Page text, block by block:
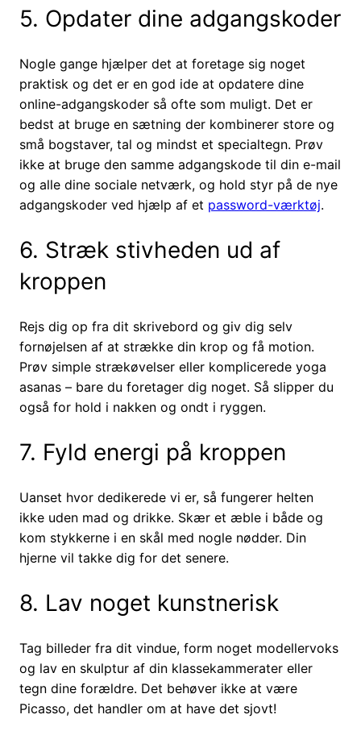
5. Opdater dine adgangskoder
Nogle gange hjælper det at foretage sig noget
praktisk og det er en god ide at opdatere dine
online-adgangskoder så ofte som muligt. Det er
bedst at bruge en sætning der kombinerer store og
små bogstaver, tal og mindst et specialtegn. Prøv
ikke at bruge den samme adgangskode til din e-mail
og alle dine sociale netværk, og hold styr på de nye
adgangskoder ved hjælp af et password-værktøj.
6. Stræk stivheden ud af
kroppen
Rejs dig op fra dit skrivebord og giv dig selv
fornøjelsen af at strække din krop og få motion.
Prøv simple strækøvelser eller komplicerede yoga
asanas – bare du foretager dig noget. Så slipper du
også for hold i nakken og ondt i ryggen.
7. Fyld energi på kroppen
Uanset hvor dedikerede vi er, så fungerer helten
ikke uden mad og drikke. Skær et æble i både og
kom stykkerne i en skål med nogle nødder. Din
hjerne vil takke dig for det senere.
8. Lav noget kunstnerisk
Tag billeder fra dit vindue, form noget modellervoks
og lav en skulptur af din klassekammerater eller
tegn dine forældre. Det behøver ikke at være
Picasso, det handler om at have det sjovt!